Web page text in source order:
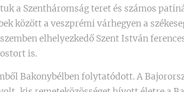
a Szentháromság teret és számos
között a veszprémi várhegyen a
elhelyezkedő Szent István
is.
Bakonybélben folytatódott. A